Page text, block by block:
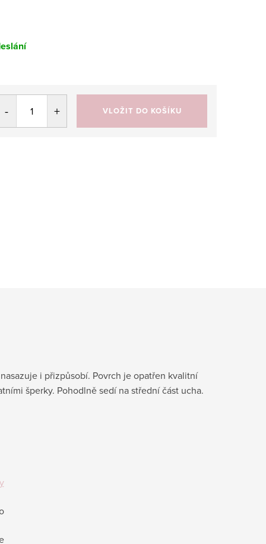
VLOŽIT DO KOŠÍKU
i přizpůsobí. Povrch je opatřen kvalitní
šperky. Pohodlně sedí na střední část ucha.